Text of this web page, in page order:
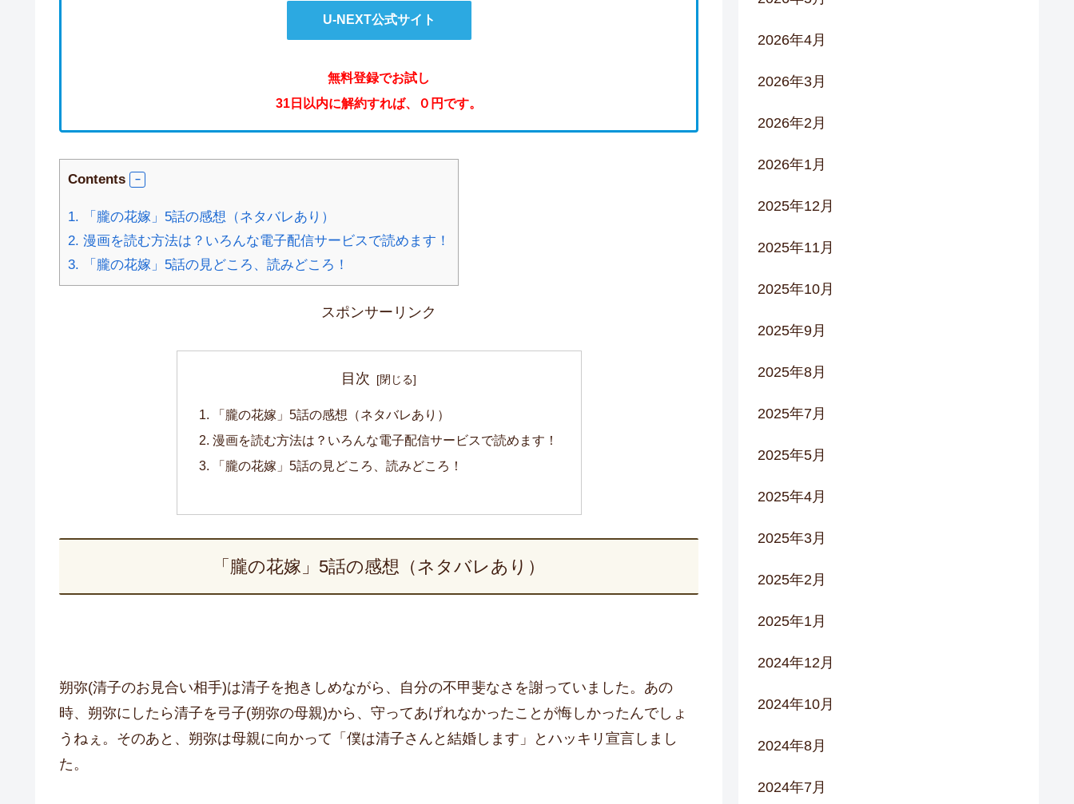
U-NEXT公式サイト
無料登録でお試し
31日以内に解約すれば、０円です。
Contents
1. 「朧の花嫁」5話の感想（ネタバレあり）
2. 漫画を読む方法は？いろんな電子配信サービスで読めます！
3. 「朧の花嫁」5話の見どころ、読みどころ！
スポンサーリンク
目次
「朧の花嫁」5話の感想（ネタバレあり）
漫画を読む方法は？いろんな電子配信サービスで読めます！
「朧の花嫁」5話の見どころ、読みどころ！
「朧の花嫁」5話の感想（ネタバレあり）
朔弥(清子のお見合い相手)は清子を抱きしめながら、自分の不甲斐なさを謝っていました。あの
時、朔弥にしたら清子を弓子(朔弥の母親)から、守ってあげれなかったことが悔しかったんでしょ
うねぇ。そのあと、朔弥は母親に向かって「僕は清子さんと結婚します」とハッキリ宣言しまし
た。
2026年4月
2026年3月
2026年2月
2026年1月
2025年12月
2025年11月
2025年10月
2025年9月
2025年8月
2025年7月
2025年5月
2025年4月
2025年3月
2025年2月
2025年1月
2024年12月
2024年10月
2024年8月
2024年7月